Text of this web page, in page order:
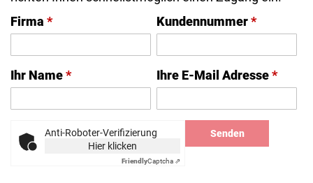
Firma * Kundennummer*
Ihr Name* Ihre E-Mail Adresse*
Anti-Roboter-Verifizierung
Hier klicken
FriendlyCaptcha ⇗
Senden